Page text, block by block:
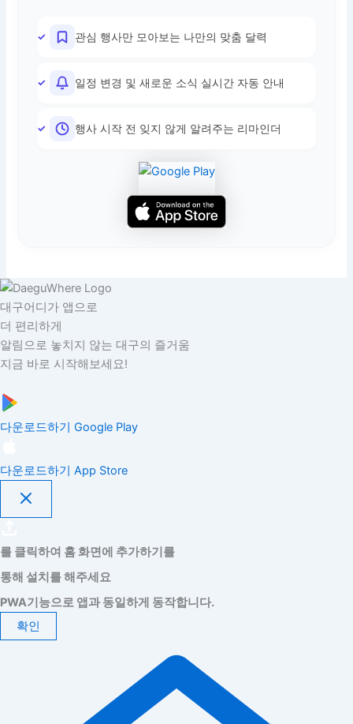
관심 행사만 모아보는 나만의 맞춤 달력
일정 변경 및 새로운 소식 실시간 자동 안내
행사 시작 전 잊지 않게 알려주는 리마인더
대구어디가 앱으로
더 편리하게
알림으로 놓치지 않는 대구의 즐거움
지금 바로 시작해보세요!
다운로드하기 Google Play
다운로드하기 App Store
를 클릭하여 홈 화면에 추가하기를
통해 설치를 해주세요
PWA기능으로 앱과 동일하게 동작합니다.
확인